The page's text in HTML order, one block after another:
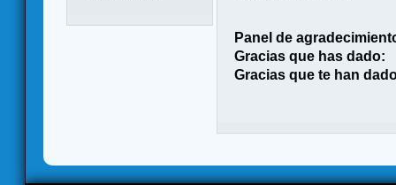
Panel de
Gracias que has dado:
Gracias que te han